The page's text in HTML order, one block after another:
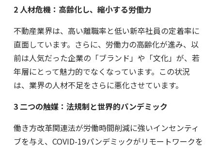
2 人材危機：高齢化し、縮小する労働力
不動産業界は、高い離職率と低い新卒社員の定着率に
直面しています。さらに、労働力の高齢化が進み、以
前は人気だった企業の「ブランド」や「文化」が、若
年層にとって魅力的でなくなっています。この状況
は、業界の人材不足をさらに悪化させています。
3二つの触媒：法規制と世界的パンデミック
働き方改革関連法が労働時間削減に強いインセンティ
ブを与え、COVID-19パンデミックがリモートワークを